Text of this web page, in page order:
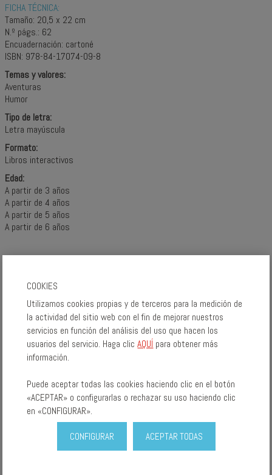
FICHA TÉCNICA:
Tamaño: 20,5 x 22 cm
N.º págs.: 62
Encuadernación: cartoné
ISBN: 978-84-17074-09-8
Temas y valores:
Aventuras
Humor
Tipo de letra:
Letra mayúscula
Formato:
Libros interactivos
Edad:
A partir de 3 años
A partir de 4 años
A partir de 5 años
A partir de 6 años
COOKIES
Utilizamos cookies propias y de terceros para la medición de
la actividad del sitio web con el fin de mejorar nuestros
servicios en función del análisis del uso que hacen los
usuarios del servicio. Haga clicAQUÍ para obtener más
información.
Puede aceptar todas las cookies haciendo clic en el botón
«ACEPTAR» o configurarlas o rechazar su uso haciendo clic
en «CONFIGURAR».
CONFIGURAR ACEPTAR TODAS